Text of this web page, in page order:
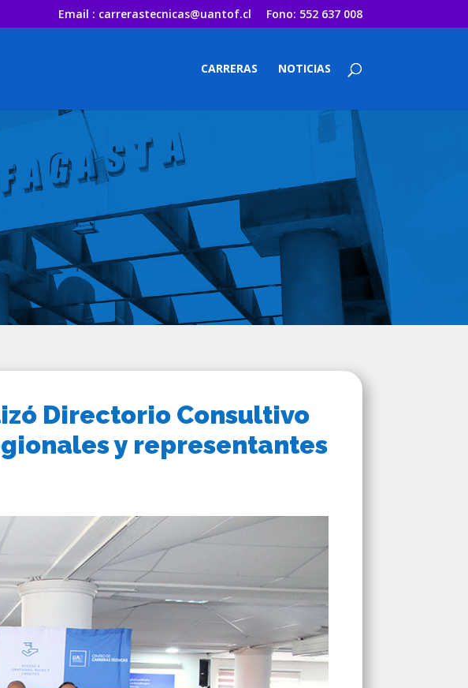
Email : carrerastecnicas@uantof.cl Fono: 552 637 008
CARRERAS NOTICIAS
Directorio Consultivo
y representantes